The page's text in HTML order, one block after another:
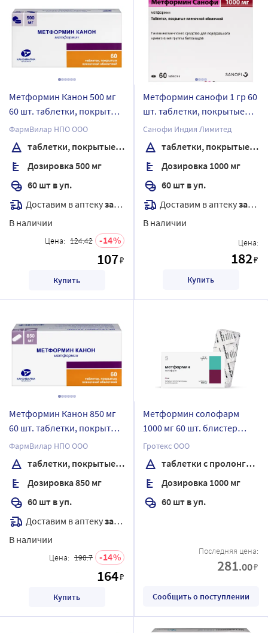
Метформин Канон 500 мг
60 шт. таблетки, покрытые
пленочной оболочкой
ФармВилар НПО ООО
таблетки, покрытые пленочной оболочкой
Дозировка 500 мг
60 шт в уп.
Доставим в аптекузавтра
В наличии
Цена: 124.42 14
107₽
Купить
Метформин санофи 1 гр 60
шт. таблетки, покрытые
пленочной оболочкой
Санофи Индия Лимитед
таблетки, покрытые пленочной оболочкой
Дозировка 1000 мг
60 шт в уп.
Доставим в аптекузавтра
В наличии
Цена:
182₽
Купить
Метформин Канон 850 мг
60 шт. таблетки, покрытые
пленочной оболочкой
ФармВилар НПО ООО
таблетки, покрытые пленочной оболочкой
Дозировка 850 мг
60 шт в уп.
Доставим в аптекузавтра
В наличии
Цена: 190.7 14
164₽
Купить
Метформин солофарм
1000 мг 60 шт. блистер
таблетки с
пролонгированным
высвобождением
Гротекс ООО
таблетки с пролонгированным высвобождением
Дозировка 1000 мг
60 шт в уп.
Последняя цена:
281.00₽
Сообщить о поступлении